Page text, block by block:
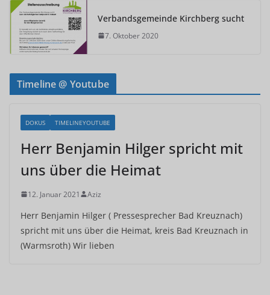
Verbandsgemeinde Kirchberg sucht
7. Oktober 2020
Timeline @ Youtube
DOKUS TIMELINEYOUTUBE
Herr Benjamin Hilger spricht mit
uns über die Heimat
12. Januar 2021 Aziz
Herr Benjamin Hilger ( Pressesprecher Bad Kreuznach)
spricht mit uns über die Heimat, kreis Bad Kreuznach in
(Warmsroth) Wir lieben